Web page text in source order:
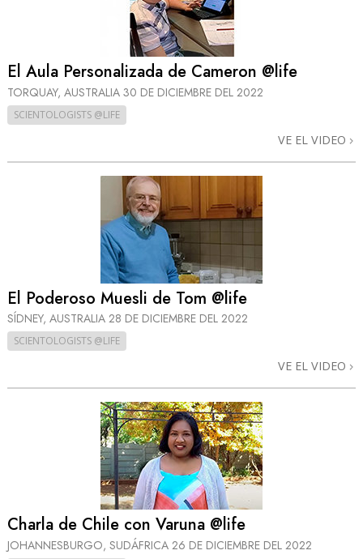
El Aula Personalizada de Cameron @life
TORQUAY, AUSTRALIA 30 DE DICIEMBRE DEL 2022
SCIENTOLOGISTS @LIFE
VE EL VIDEO
El Poderoso Muesli de Tom @life
SÍDNEY, AUSTRALIA 28 DE DICIEMBRE DEL 2022
SCIENTOLOGISTS @LIFE
VE EL VIDEO
Charla de Chile con Varuna @life
JOHANNESBURGO, SUDÁFRICA 26 DE DICIEMBRE DEL 2022